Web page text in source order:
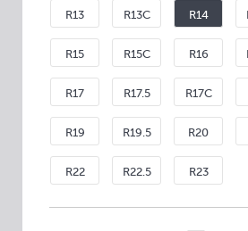
R13 R13C R14
R15 R15C R16
R17 R17.5 R17C
R19 R19.5 R20
R22 R22.5 R23